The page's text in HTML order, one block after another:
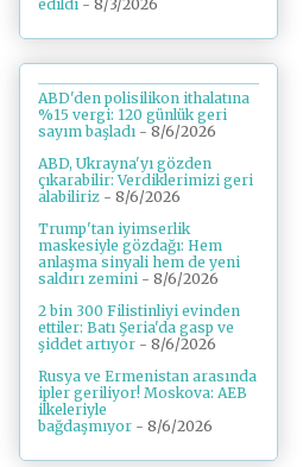
edildi - 8/3/2026
ABD'den polisilikon ithalatına
%15 vergi: 120 günlük geri
sayım başladı - 8/6/2026
ABD, Ukrayna'yı gözden
çıkarabilir: Verdiklerimizi geri
alabiliriz - 8/6/2026
Trump'tan iyimserlik
maskesiyle gözdağı: Hem
anlaşma sinyali hem de yeni
saldırı zemini - 8/6/2026
2 bin 300 Filistinliyi evinden
ettiler: Batı Şeria'da gasp ve
şiddet artıyor - 8/6/2026
Rusya ve Ermenistan arasında
ipler geriliyor! Moskova: AEB
ilkeleriyle
bağdaşmıyor - 8/6/2026